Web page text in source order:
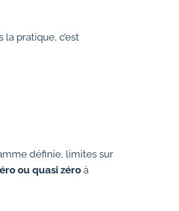
pratique, c’est
définie, limites sur
ou quasi zéroà